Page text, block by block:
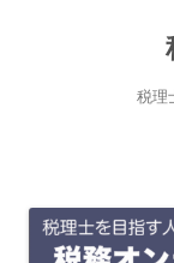
へ
税理